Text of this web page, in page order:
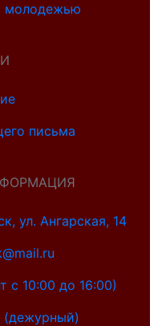
молодежью
письма
ул. Ангарская, 14
с 10:00 до 16:00)
(дежурный)